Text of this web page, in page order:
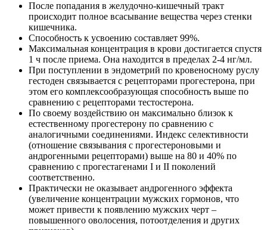
После попадания в желудочно-кишечный тракт
происходит полное всасывание вещества через стенки
кишечника.
Способность к усвоению составляет 99%.
Максимальная концентрация в крови достигается спустя
1 ч после приема. Она находится в пределах 2-4 нг/мл.
При поступлении в эндометрий по кровеносному руслу
гестоден связывается с рецепторами прогестерона, при
этом его комплексообразующая способность выше по
сравнению с рецепторами тестостерона.
По своему воздействию он максимально близок к
естественному прогестерону по сравнению с
аналогичными соединениями. Индекс селективности
(отношение связывания с прогестероновыми и
андрогенными рецепторами) выше на 80 и 40% по
сравнению с прогестагенами I и II поколений
соответственно.
Практически не оказывает андрогенного эффекта
(увеличение концентрации мужских гормонов, что
может привести к появлению мужских черт –
повышенного оволосения, потоотделения и других